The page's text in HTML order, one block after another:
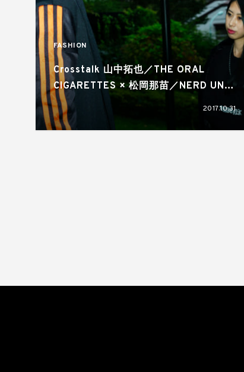
FASHION
Crosstalk 山中拓也／THE ORAL
CIGARETTES × 松岡那苗／NERD UNIT
JAPAN CEO ストリートと音楽が密接に
交差し合う今について
2017.10.31